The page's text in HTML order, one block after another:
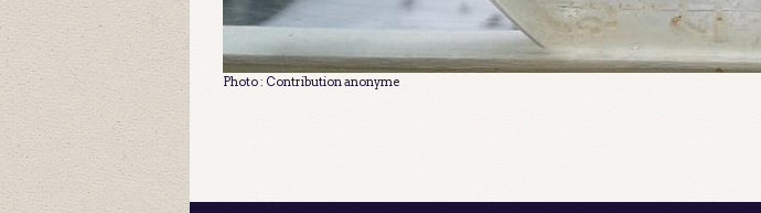
Photo : Contribution anonyme